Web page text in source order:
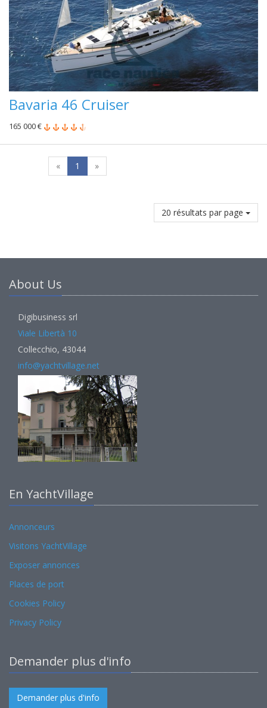
Bavaria 46 Cruiser
165 000 €
« 1 »
20 résultats par page
About Us
Digibusiness srl
Viale Libertà 10
Collecchio, 43044
info@yachtvillage.net
En YachtVillage
Annonceurs
Visitons YachtVillage
Exposer annonces
Places de port
Cookies Policy
Privacy Policy
Demander plus d'info
Demander plus d'info